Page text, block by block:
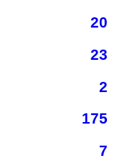
20
23
2
175
7